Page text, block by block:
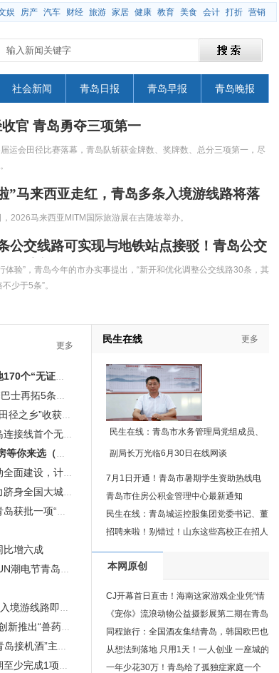
娱 房产 汽车 财经 旅游 家居 健康 教育 美食 会计 打折 营销
社会新闻 青岛日报 青岛早报 青岛晚报
官 青岛勇夺三项第一
运会田径比赛落幕，青岛队斩获金牌数、奖牌数、总分三项第一，尽
”马来西亚走红，青岛多条入境游线路将落
2026马来西亚MITM国际旅游展在吉隆坡举办。
公交线路可实现与地铁站点接驳！青岛公交
网融合”
体验”，青岛今年的市办实事提出，“新开和优化调整公交线路30条，其
少于5条”。
更多
证明”应用场景
免费WiFi线路
”收获三个第一
工艺性试验通过验收
附项目名单）
划2029年竣工开业
大城市第一方阵
强国”专项试点
比增六成
主会场重磅启幕
线路即将落地
经营一件事”改革
题活动即将启幕
项科学探究任务
民生在线 更多
民生在线：青岛市水务管理局党组成员、
副局长万光临6月30日在线网谈
7月1日开通！青岛市暑期学生资助热线电
话公布
青岛市住房公积金管理中心最新通知
民生在线：青岛城运控股集团党委书记、董
事长邢昌友网谈回顾
招聘来啦！别错过！山东这些高校正在招人
本网原创
CJ开幕首日直击！海南这家游戏企业凭“情
义”出圈
《宠你》流浪动物公益摄影展第二期在青岛
开幕
同程旅行：全国酒友集结青岛，韩国欧巴也
来“哈”一杯
从想法到落地 只用1天！一人创业 一座城的
诚意 青岛让“一人公司”跑出加速度
一年少花30万！青岛给了孤独症家庭一个